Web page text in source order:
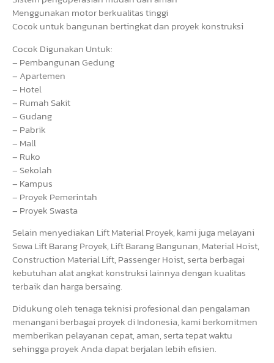
Menggunakan motor berkualitas tinggi
Cocok untuk bangunan bertingkat dan proyek konstruksi
Cocok Digunakan Untuk:
– Pembangunan Gedung
– Apartemen
– Hotel
– Rumah Sakit
– Gudang
– Pabrik
– Mall
– Ruko
– Sekolah
– Kampus
– Proyek Pemerintah
– Proyek Swasta
Selain menyediakan Lift Material Proyek, kami juga melayani
Sewa Lift Barang Proyek, Lift Barang Bangunan, Material Hoist,
Construction Material Lift, Passenger Hoist, serta berbagai
kebutuhan alat angkat konstruksi lainnya dengan kualitas
terbaik dan harga bersaing.
Didukung oleh tenaga teknisi profesional dan pengalaman
menangani berbagai proyek di Indonesia, kami berkomitmen
memberikan pelayanan cepat, aman, serta tepat waktu
sehingga proyek Anda dapat berjalan lebih efisien.